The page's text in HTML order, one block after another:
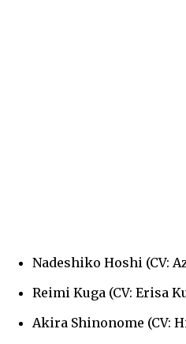
Nadeshiko Hoshi (CV:
Reimi Kuga (CV: Erisa
Akira Shinonome (CV: